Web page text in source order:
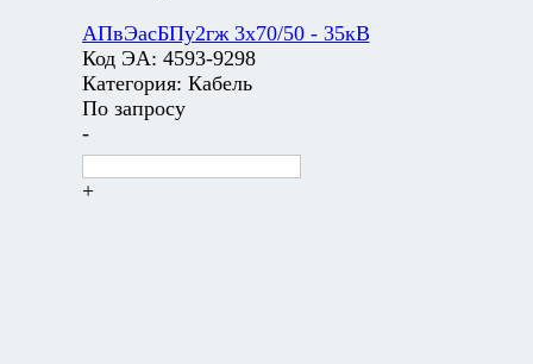
АПвЭасБПу2гж 3х70/50 - 35кВ
Код ЭА: 4593-9298
Категория: Кабель
По запросу
-
+